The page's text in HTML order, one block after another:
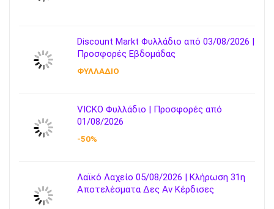
Discount Markt Φυλλάδιο από 03/08/2026 |
Προσφορές Εβδομάδας
ΦΥΛΛΑΔΙΟ
VICKO Φυλλάδιο | Προσφορές από
01/08/2026
-50%
Λαϊκό Λαχείο 05/08/2026 | Κλήρωση 31η
Αποτελέσματα Δες Αν Κέρδισες